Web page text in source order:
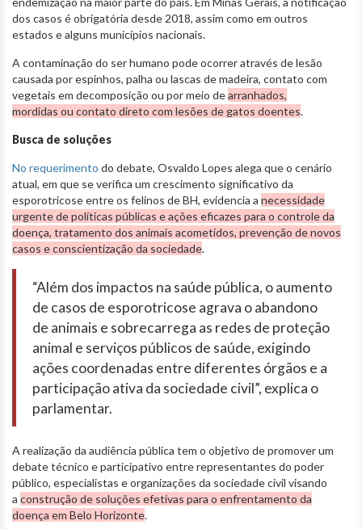
dos casos é obrigatória desde 2018, assim como em outros
estados e alguns municípios nacionais.
A contaminação do ser humano pode ocorrer através de lesão
causada por espinhos, palha ou lascas de madeira, contato com
vegetais em decomposição ou por meio dearranhados,
mordidas ou contato direto com lesões de gatos doentes.
Busca de soluções
No requerimento do debate, Osvaldo Lopes alega que o cenário
atual, em que se verifica um crescimento significativo da
esporotricose entre os felinos de BH, evidencia a necessidade
urgente de políticas públicas e ações eficazes para o controle da
doença, tratamento dos animais acometidos, prevenção de novos
casos e conscientização da sociedade.
“Além dos impactos na saúde pública, o aumento
de casos de esporotricose agrava o abandono
de animais e sobrecarrega as redes de proteção
animal e serviços públicos de saúde, exigindo
ações coordenadas entre diferentes órgãos e a
participação ativa da sociedade civil”, explica o
parlamentar.
A realização da audiência pública tem o objetivo de promover um
debate técnico e participativo entre representantes do poder
público, especialistas e organizações da sociedade civil visando
a construção de soluções efetivas para o enfrentamento da
doença em Belo Horizonte.